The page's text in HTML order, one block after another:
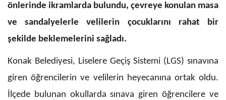
önlerinde ikramlarda bulundu, çevreye konulan masa
ve sandalyelerle velilerin çocuklarını rahat bir
şekilde beklemelerini sağladı.
Konak Belediyesi, Liselere Geçiş Sistemi (LGS) sınavına
giren öğrencilerin ve velilerin heyecanına ortak oldu.
İlçede bulunan okullarda sınava giren öğrencilere ve